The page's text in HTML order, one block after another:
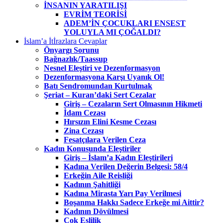
İNSANIN YARATILIŞI
EVRİM TEORİSİ
ADEM’İN ÇOCUKLARI ENSEST
YOLUYLA MI ÇOĞALDI?
İslam’a İtİrazlara Cevaplar
Önyargı Sorunu
Bağnazlık/Taassup
Nesnel Eleştiri ve Dezenformasyon
Dezenformasyona Karşı Uyanık Ol!
Batı Sendromundan Kurtulmak
Şeriat – Kuran’daki Sert Cezalar
Giriş – Cezaların Sert Olmasının Hikmeti
İdam Cezası
Hırsızın Elini Kesme Cezası
Zina Cezası
Fesatçılara Verilen Ceza
Kadın Konusunda Eleştiriler
Giriş – İslam’a Kadın Eleştirileri
Kadına Verilen Değerin Belgesi: 58/4
Erkeğin Aile Reisliği
Kadının Şahitliği
Kadına Mirasta Yarı Pay Verilmesi
Boşanma Hakkı Sadece Erkeğe mi Aittir?
Kadının Dövülmesi
Çok Eşlilik